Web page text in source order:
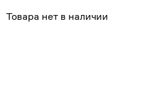
Товара нет в наличии